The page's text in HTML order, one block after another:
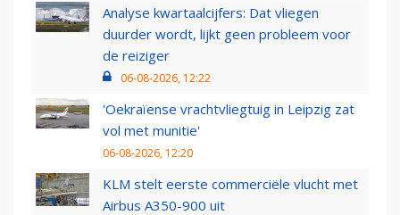
Analyse kwartaalcijfers: Dat vliegen
duurder wordt, lijkt geen probleem voor
de reiziger
06-08-2026, 12:22
'Oekraïense vrachtvliegtuig in Leipzig zat
vol met munitie'
06-08-2026, 12:20
KLM stelt eerste commerciële vlucht met
Airbus A350-900 uit